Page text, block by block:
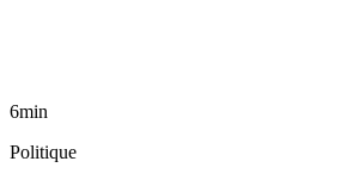
6min
Politique